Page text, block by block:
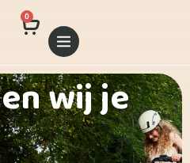
0
wij je